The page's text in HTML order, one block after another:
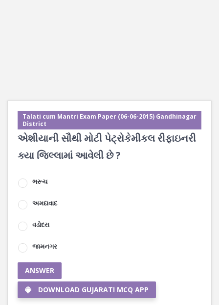
Talati cum Mantri Exam Paper (06-06-2015) Gandhinagar
District
એશીયાની સૌથી મોટી પેટ્રોકેમીકલ રીફાઇનરી
ક્યા જિલ્લામાં આવેલી છે ?
ભરૂચ
અમદાવાદ
વડોદરા
જામનગર
ANSWER
DOWNLOAD GUJARATI MCQ APP